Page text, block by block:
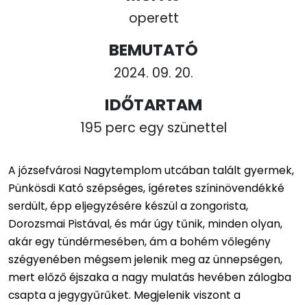
operett
BEMUTATÓ
2024. 09. 20.
IDŐTARTAM
195 perc egy szünettel
A józsefvárosi Nagytemplom utcában talált gyermek,
Pünkösdi Kató szépséges, ígéretes színinövendékké
serdült, épp eljegyzésére készül a zongorista,
Dorozsmai Pistával, és már úgy tűnik, minden olyan,
akár egy tündérmesében, ám a bohém vőlegény
szégyenében mégsem jelenik meg az ünnepségen,
mert előző éjszaka a nagy mulatás hevében zálogba
csapta a jegygyűrűket. Megjelenik viszont a